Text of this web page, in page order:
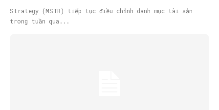
Strategy (MSTR) tiếp tục điều chỉnh danh mục tài sản
trong tuần qua...